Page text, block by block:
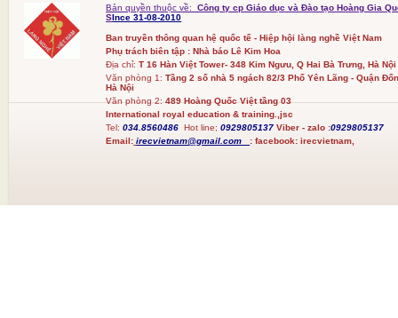
Bản quyền thuộc về:
Công ty cp Giáo dục và Đào tạo Hoàng Gia
SInce 31-08-2010
Ban truyền thông quan hệ quốc tế - Hiệp hội làng nghề Việt Nam
Phụ trách biên tập : Nhà báo Lê Kim Hoa
Địa chỉ: T 16 Hàn Việt Tower- 348 Kim Ngưu, Q Hai Bà Trưng, Hà Nội
Văn phòng 1:Tầng 2 số nhà 5 ngách 82/3 Phố Yên Lãng - Quận
Hà Nội
Văn phòng 2:489 Hoàng Quốc Việt tầng 03
International royal education & training.,jsc
Tel:034.8560486Hot line; 0929805137 Viber - zalo :0929805137
Email: irecvietnam@gmail.com :facebook: irecvietnam,